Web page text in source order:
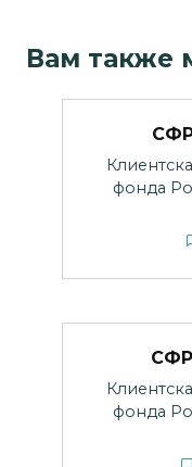
Вам также
фонда
фонда